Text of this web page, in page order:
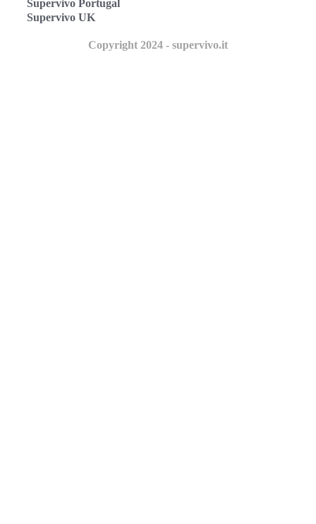
Supervivo Portugal
Supervivo UK
Copyright 2024 - supervivo.it